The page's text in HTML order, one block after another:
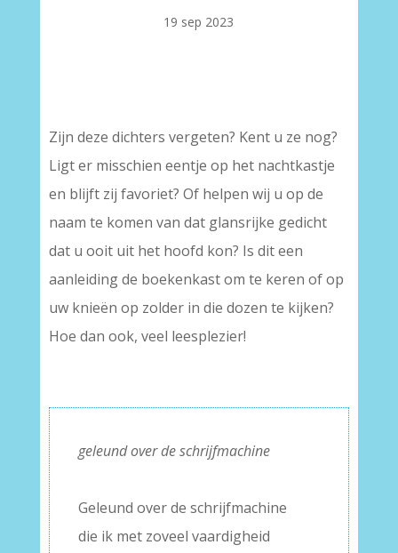
19 sep 2023
Zijn deze dichters vergeten? Kent u ze nog?
Ligt er misschien eentje op het nachtkastje
en blijft zij favoriet? Of helpen wij u op de
naam te komen van dat glansrijke gedicht
dat u ooit uit het hoofd kon? Is dit een
aanleiding de boekenkast om te keren of op
uw knieën op zolder in die dozen te kijken?
Hoe dan ook, veel leesplezier!
geleund over de schrijfmachine
Geleund over de schrijfmachine
die ik met zoveel vaardigheid